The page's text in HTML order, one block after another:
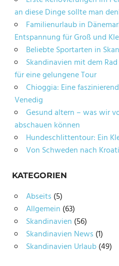
an diese Dinge sollte man
Familienurlaub in
Entspannung für Groß und
Beliebte Sportarten in
Skandinavien mit dem
für eine gelungene Tour
Chioggia: Eine
Venedig
Gesund altern – was wir
abschauen können
Hundeschlittentour: Ein
Von Schweden nach
KATEGORIEN
Abseits (5)
Allgemein (63)
Skandinavien (56)
Skandinavien News (1)
Skandinavien Urlaub(49)